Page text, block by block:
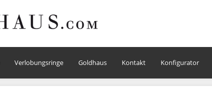
Verlobungsringe Goldhaus Kontakt Konfigurator